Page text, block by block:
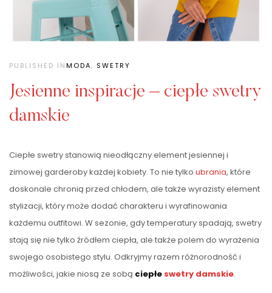
PUBLISHED INMODA, SWETRY
Jesienne inspiracje – ciepłe swetry
damskie
Ciepłe swetry stanowią nieodłączny element jesiennej i
zimowej garderoby każdej kobiety. To nie tylko ubrania, które
doskonale chronią przed chłodem, ale także wyrazisty element
stylizacji, który może dodać charakteru i wyrafinowania
każdemu outfitowi. W sezonie, gdy temperatury spadają, swetry
stają się nie tylko źródłem ciepła, ale także polem do wyrażenia
swojego osobistego stylu. Odkryjmy razem różnorodność i
możliwości, jakie niosą ze sobą ciepłe swetry damskie.